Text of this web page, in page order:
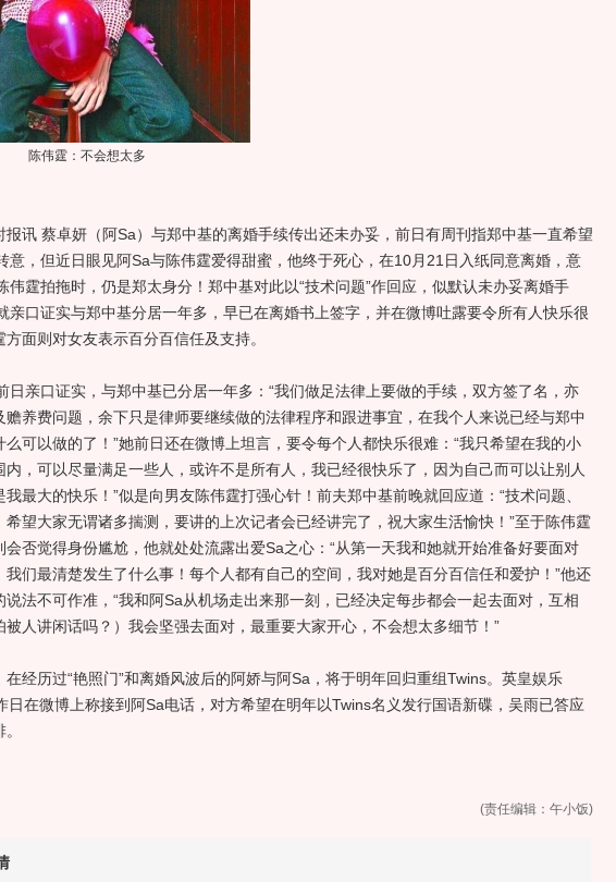
陈伟霆：不会想太多
蔡卓妍（阿Sa）与郑中基的离婚手续传出还未办妥，前日有周刊指郑中基一直希望
意，但近日眼见阿Sa与陈伟霆爱得甜蜜，他终于死心，在10月21日入纸同意离婚，意
伟霆拍拖时，仍是郑太身分！郑中基对此以“技术问题”作回应，似默认未办妥离婚手
亲口证实与郑中基分居一年多，早已在离婚书上签字，并在微博吐露要令所有人快乐很
方面则对女友表示百分百信任及支持。
亲口证实，与郑中基已分居一年多：“我们做足法律上要做的手续，双方签了名，亦
赡养费问题，余下只是律师要继续做的法律程序和跟进事宜，在我个人来说已经与郑中
么可以做的了！”她前日还在微博上坦言，要令每个人都快乐很难：“我只希望在我的小
内，可以尽量满足一些人，或许不是所有人，我已经很快乐了，因为自己而可以让别人
我最大的快乐！”似是向男友陈伟霆打强心针！前夫郑中基前晚就回应道：“技术问题、
希望大家无谓诸多揣测，要讲的上次记者会已经讲完了，祝大家生活愉快！”至于陈伟霆
会否觉得身份尴尬，他就处处流露出爱Sa之心：“从第一天我和她就开始准备好要面对
我们最清楚发生了什么事！每个人都有自己的空间，我对她是百分百信任和爱护！”他还
说法不可作准，“我和阿Sa从机场走出来那一刻，已经决定每步都会一起去面对，互相
被人讲闲话吗？）我会坚强去面对，最重要大家开心，不会想太多细节！”
历过“艳照门”和离婚风波后的阿娇与阿Sa，将于明年回归重组Twins。英皇娱乐
日在微博上称接到阿Sa电话，对方希望在明年以Twins名义发行国语新碟，吴雨已答应
(责任编辑：午小饭)